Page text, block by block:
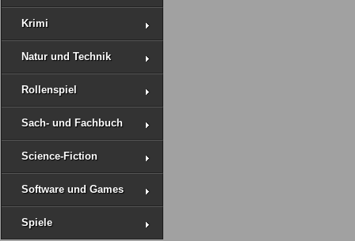
Krimi
Natur und Technik
Rollenspiel
Sach- und Fachbuch
Science-Fiction
Software und Games
Spiele